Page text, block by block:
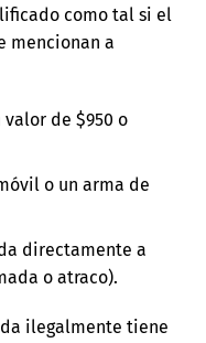
como tal si el
mencionan a
de $950 o
o un arma de
directamente a
o atraco).
ilegalmente tiene